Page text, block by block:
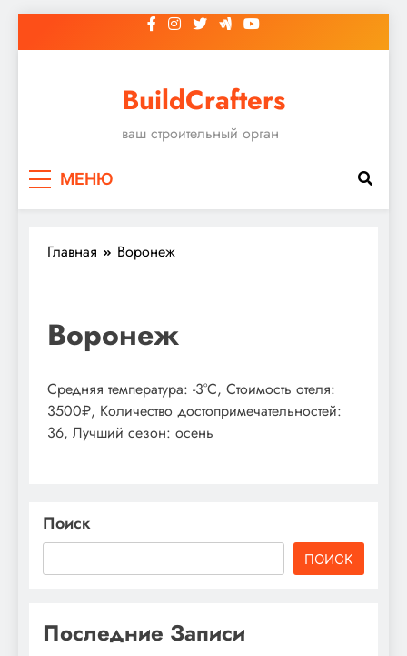
к
BuildCrafters
ваш строительный орган
МЕНЮ
Главная Воронеж
Воронеж
Средняя температура: -3°C, Стоимость отеля:
3500₽, Количество достопримечательностей:
36, Лучший сезон: осень
Поиск
ПОИСК
Последние Записи